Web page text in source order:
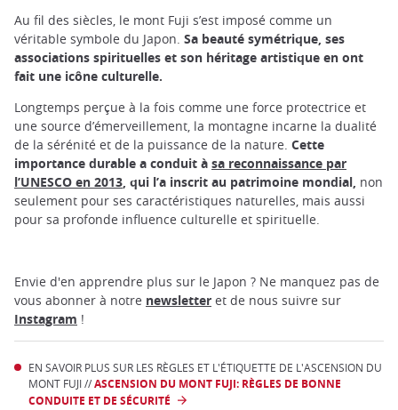
Au fil des siècles, le mont Fuji s’est imposé comme un
véritable symbole du Japon. Sa beauté symétrique, ses
associations spirituelles et son héritage artistique en ont
fait une icône culturelle.
Longtemps perçue à la fois comme une force protectrice et
une source d’émerveillement, la montagne incarne la dualité
de la sérénité et de la puissance de la nature. Cette
importance durable a conduit à sa reconnaissance par
l’UNESCO en 2013, qui l’a inscrit au patrimoine mondial, non
seulement pour ses caractéristiques naturelles, mais aussi
pour sa profonde influence culturelle et spirituelle.
Envie d'en apprendre plus sur le Japon ? Ne manquez pas de
vous abonner à notre newsletter et de nous suivre sur
Instagram !
EN SAVOIR PLUS SUR LES RÈGLES ET L'ÉTIQUETTE DE L'ASCENSION DU
MONT FUJI //ASCENSION DU MONT FUJI: RÈGLES DE BONNE
CONDUITE ET DE SÉCURITÉ